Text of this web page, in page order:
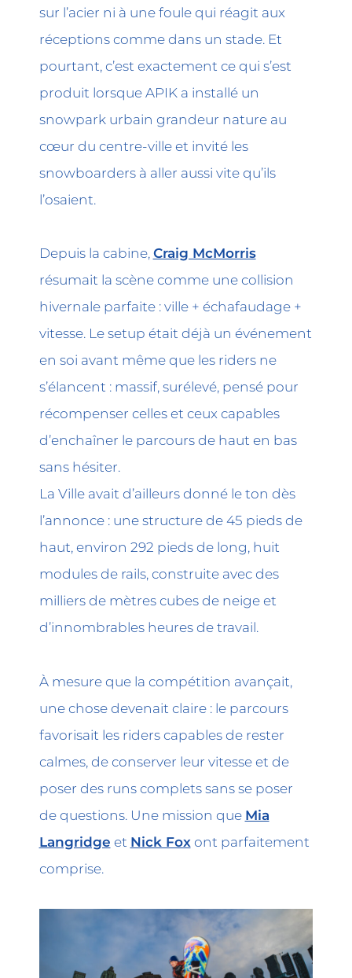
sur l’acier ni à une foule qui réagit aux
réceptions comme dans un stade. Et
pourtant, c’est exactement ce qui s’est
produit lorsque APIK a installé un
snowpark urbain grandeur nature au
cœur du centre-ville et invité les
snowboarders à aller aussi vite qu’ils
l’osaient.
Depuis la cabine,Craig McMorris
résumait la scène comme une collision
hivernale parfaite : ville + échafaudage +
vitesse. Le setup était déjà un événement
en soi avant même que les riders ne
s’élancent : massif, surélevé, pensé pour
récompenser celles et ceux capables
d’enchaîner le parcours de haut en bas
sans hésiter.
La Ville avait d’ailleurs donné le ton dès
l’annonce : une structure de 45 pieds de
haut, environ 292 pieds de long, huit
modules de rails, construite avec des
milliers de mètres cubes de neige et
d’innombrables heures de travail.
À mesure que la compétition avançait,
une chose devenait claire : le parcours
favorisait les riders capables de rester
calmes, de conserver leur vitesse et de
poser des runs complets sans se poser
de questions. Une mission que Mia
Langridge et Nick Fox ont parfaitement
comprise.